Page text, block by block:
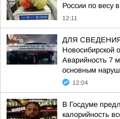
России по весу в
12:11
ДЛЯ СВЕДЕНИЯ.
Новосибирской
Аварийность 7
основным
12:04
В Госдуме
калорийность